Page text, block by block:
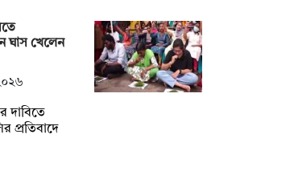
ঘাস খেলেন
দাবিতে
প্রতিবাদে